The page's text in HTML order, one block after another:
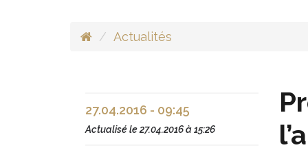
Actualités
27.04.2016 - 09:45
Actualisé le27.04.2016 à 15:26